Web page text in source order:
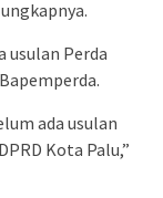
usulan Perda
ada usulan
Kota Palu,”